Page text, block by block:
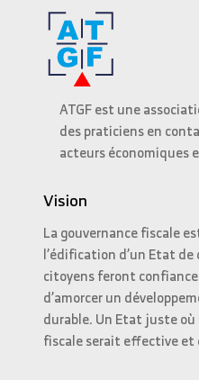
ATGF est une
des praticiens en
acteurs économiques
Vision
La gouvernance fiscale
l’édification d’un Etat
citoyens feront
d’amorcer un
durable. Un Etat juste
fiscale serait effective